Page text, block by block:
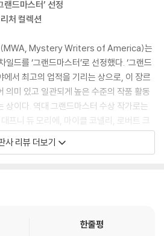
드마스터’ 선정
처 컬렉션
(MWA, Mystery Writers of America)는
드를 ‘그랜드마스터’로 선정했다. ‘그랜드
에서 최고의 업적을 기리는 상으로, 이 장르
의미 있고 일관되게 높은 수준의 작품 활동
상이다. 역대 그랜드마스터 수상 작가로는
프니 듀 모리에, 마이클 코넬리, 로버트 크
되어 영광스럽습니다. 저는 추리작가협회
을 줘야 할 것 같은 기분이네요.”
사 리뷰 더보기
한줄평